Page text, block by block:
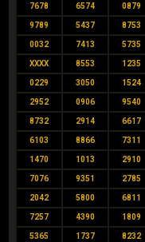
7678 6574 0879
9789 5437 8753
0032 7413 5735
XXXX 8553 1235
0229 3050 1524
2952 0906 9540
8732 2914 6617
6103 8866 7311
1470 1013 2910
7076 9351 2785
2042 5800 6811
7257 4390 1809
5365 1737 8232